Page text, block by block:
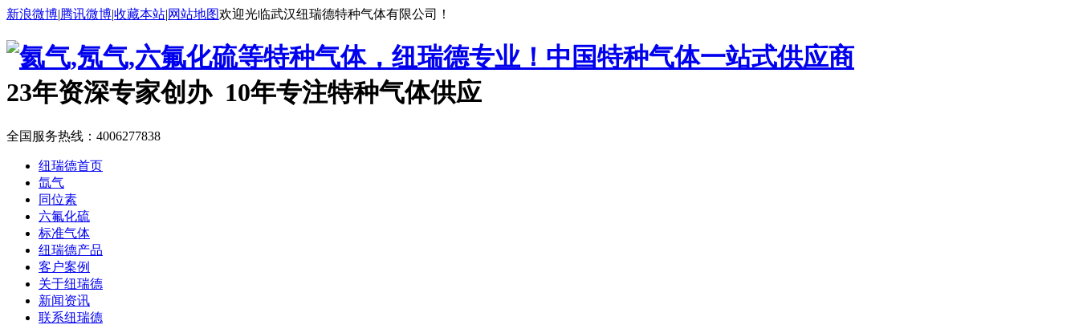
新浪微博|腾讯微博|收藏本站|网站地图欢迎光临武汉纽瑞德特种气体有限公司！
中国特种气体一站式供应商
23年资深专家创办 10年专注特种气体供应
全国服务热线： 4006277838
纽瑞德首页
氙气
同位素
六氟化硫
标准气体
纽瑞德产品
客户案例
关于纽瑞德
新闻资讯
联系纽瑞德